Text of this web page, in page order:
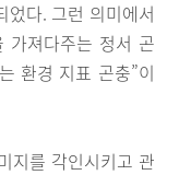
었다. 그런 의미에서
가져다주는 정서 곤
환경 지표 곤충”이
지를 각인시키고 관